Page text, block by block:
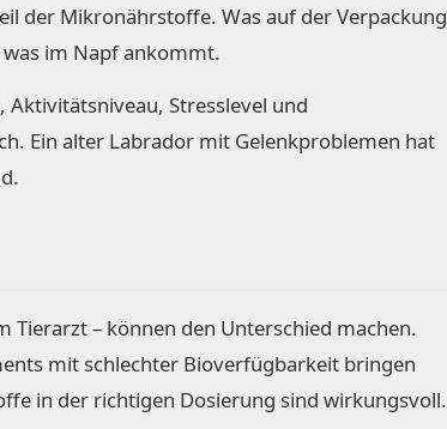
der Mikronährstoffe. Was auf der Verpackung
im Napf ankommt.
Aktivitätsniveau, Stresslevel und
Ein alter Labrador mit Gelenkproblemen hat
Tierarzt – können den Unterschied machen.
mit schlechter Bioverfügbarkeit bringen
in der richtigen Dosierung sind wirkungsvoll.